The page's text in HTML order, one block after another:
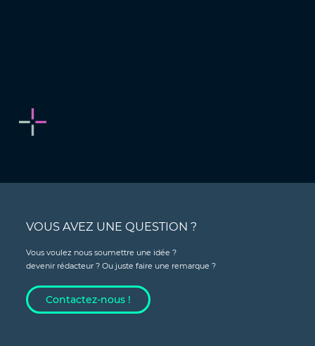
VOUS AVEZ UNE QUESTION ?
Vous voulez nous soumettre une idée ?
devenir rédacteur ? Ou juste faire une remarque ?
Contactez-nous !